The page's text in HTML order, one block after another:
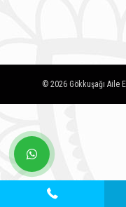
© 2026 Gökkuşağı Aile